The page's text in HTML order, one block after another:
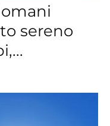
sereno